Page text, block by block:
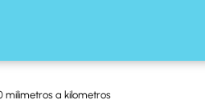
milimetros a kilometros